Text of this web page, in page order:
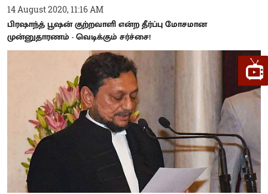
14 August 2020, 11:16 AM
பிரஷாந்த் பூஷன் குற்றவாளி என்ற தீர்ப்பு மோசமான
முன்னுதாரணம் - வெடிக்கும் சர்ச்சை!